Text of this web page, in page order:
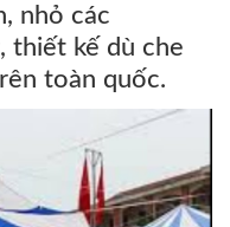
nhỏ các
thiết kế dù che
toàn quốc.